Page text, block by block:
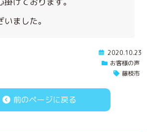
ました。
2020.10.23
お客様の声
藤枝市
前のページに戻る